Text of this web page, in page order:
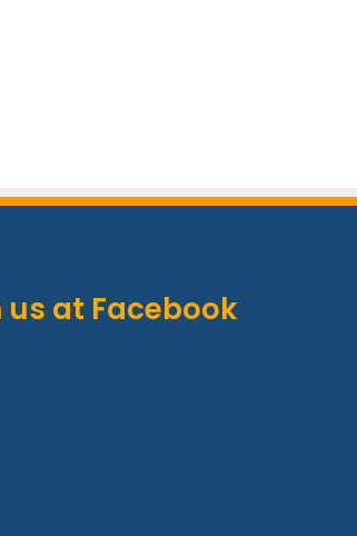
us at Facebook